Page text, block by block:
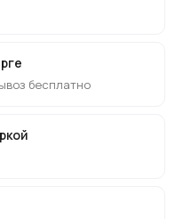
бесплатно